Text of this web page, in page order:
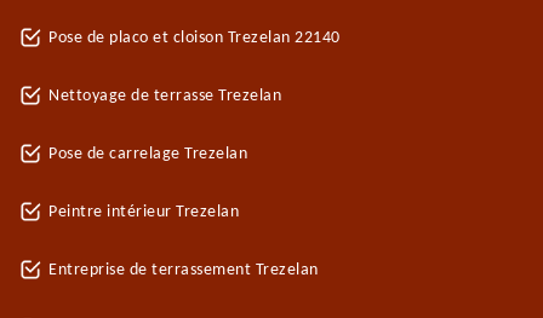
Pose de placo et cloison Trezelan 22140
Nettoyage de terrasse Trezelan
Pose de carrelage Trezelan
Peintre intérieur Trezelan
Entreprise de terrassement Trezelan